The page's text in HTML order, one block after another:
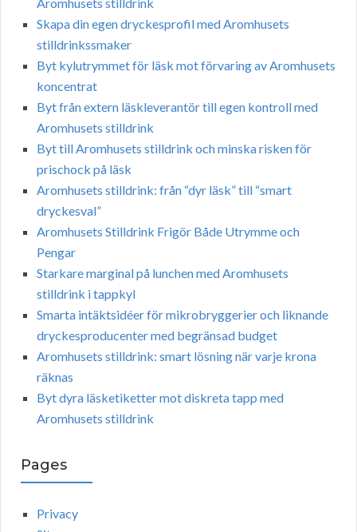
Skapa din egen dryckesprofil med Aromhusets
stilldrinkssmaker
Byt kylutrymmet för läsk mot förvaring av Aromhusets
koncentrat
Byt från extern läskleverantör till egen kontroll med
Aromhusets stilldrink
Byt till Aromhusets stilldrink och minska risken för
prischock på läsk
Aromhusets stilldrink: från “dyr läsk” till “smart
dryckesval”
Aromhusets Stilldrink Frigör Både Utrymme och
Pengar
Starkare marginal på lunchen med Aromhusets
stilldrink i tappkyl
Smarta intäktsidéer för mikrobryggerier och liknande
dryckesproducenter med begränsad budget
Aromhusets stilldrink: smart lösning när varje krona
räknas
Byt dyra läsketiketter mot diskreta tapp med
Aromhusets stilldrink
Pages
Privacy